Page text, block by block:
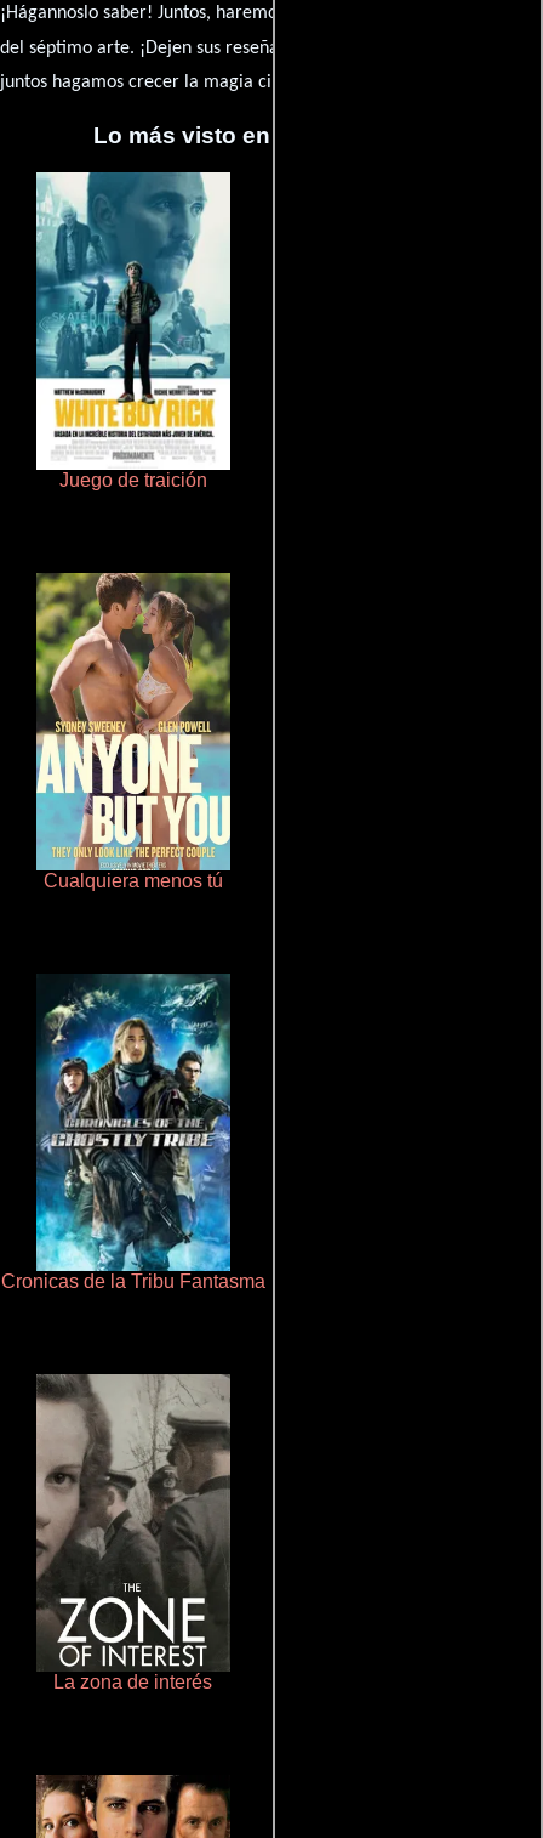
¡Hágannoslo saber! Juntos, haremos de esta comunidad el epicentro
del séptimo arte. ¡Dejen sus reseña en la
juntos hagamos crecer la magia cinematográfica!
Lo más visto en Cineyseries.net
Juego de traición
Cualquiera menos tú
Cronicas de la Tribu Fantasma
La zona de interés